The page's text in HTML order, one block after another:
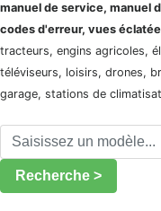
manuel de service, manuel
codes d'erreur, vues
tracteurs, engins agricoles,
téléviseurs, loisirs, drones,
garage, stations de
Recherche >